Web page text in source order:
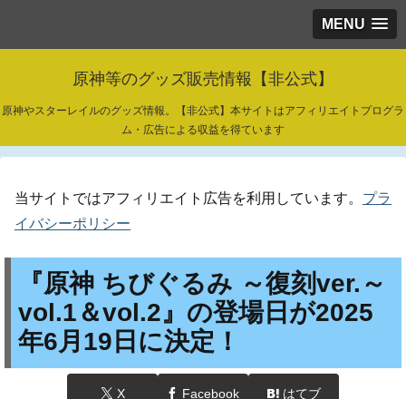
MENU
原神等のグッズ販売情報【非公式】
原神やスターレイルのグッズ情報。【非公式】本サイトはアフィリエイトプログラ
ム・広告による収益を得ています
当サイトではアフィリエイト広告を利用しています。 プラ
イバシーポリシー
『原神 ちびぐるみ ～復刻ver.～
vol.1＆vol.2』の登場日が2025
年6月19日に決定！
X Facebook はてブ